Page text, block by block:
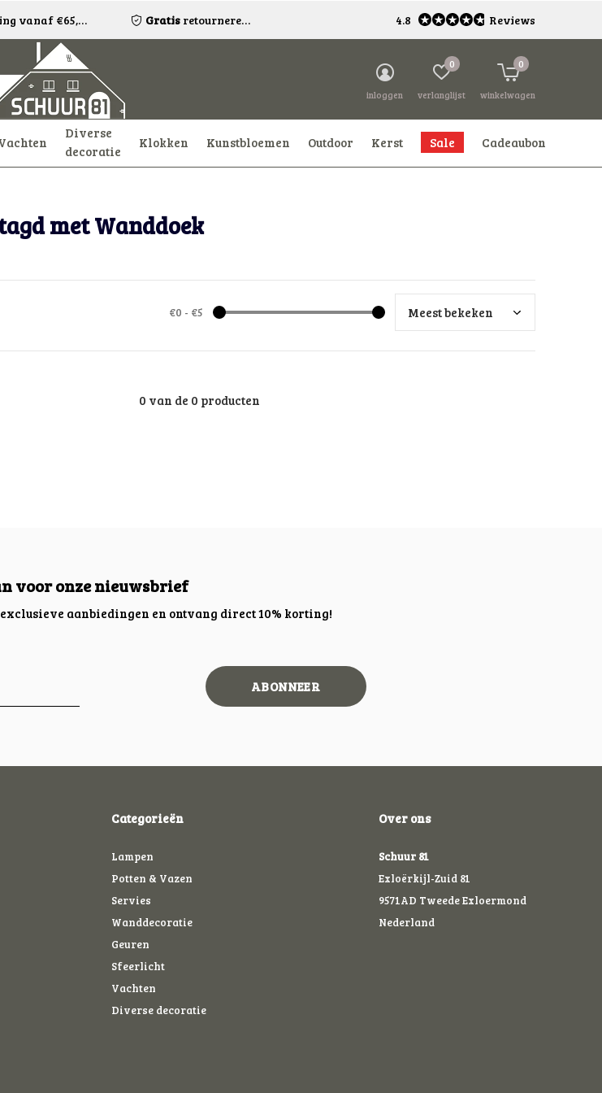
Diverse
decoratie
Klokken Kunstbloemen Outdoor Kerst Sale Cadeaubon
inloggen verlanglijst
0
winkelwagen
0
vanaf €65,-!* Gratis retourneren* 4.8 Reviews
met Wanddoek
€0 - €5
0 van de 0 producten
voor onze nieuwsbrief
aanbiedingen en ontvang direct 10% korting!
ABONNEER
Categorieën
Lampen
Potten & Vazen
Servies
Wanddecoratie
Geuren
Sfeerlicht
Vachten
Diverse decoratie
Over ons
Schuur 81
Exloërkijl-Zuid 81
9571AD Tweede Exloermond
Nederland